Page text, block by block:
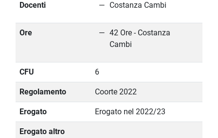
Docenti Costanza Cambi
Ore
42 Ore - Costanza
Cambi
CFU 6
Regolamento Coorte 2022
Erogato Erogato nel 2022/23
Erogato altro